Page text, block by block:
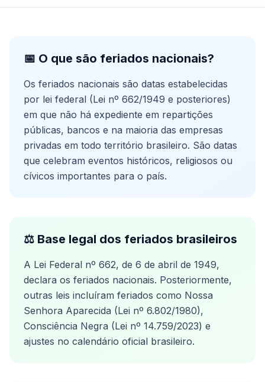
📅 O que são feriados nacionais?
Os feriados nacionais são datas estabelecidas
por lei federal (Lei nº 662/1949 e posteriores)
em que não há expediente em repartições
públicas, bancos e na maioria das empresas
privadas em todo território brasileiro. São datas
que celebram eventos históricos, religiosos ou
cívicos importantes para o país.
⚖️ Base legal dos feriados brasileiros
A Lei Federal nº 662, de 6 de abril de 1949,
declara os feriados nacionais. Posteriormente,
outras leis incluíram feriados como Nossa
Senhora Aparecida (Lei nº 6.802/1980),
Consciência Negra (Lei nº 14.759/2023) e
ajustes no calendário oficial brasileiro.